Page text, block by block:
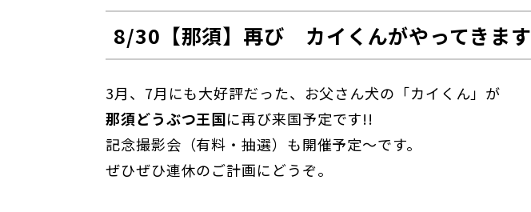
8/30【那須】再び カイくんがやってきます
3月、7月にも大好評だった、お父さん犬の「カイくん」が
那須どうぶつ王国に再び来国予定です!!
記念撮影会（有料・抽選）も開催予定～です。
ぜひぜひ連休のご計画にどうぞ。